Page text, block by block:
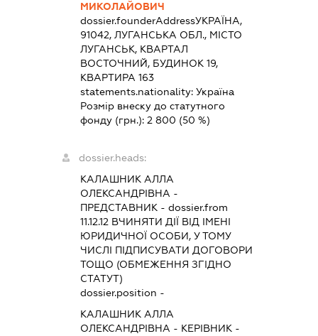
МИКОЛАЙОВИЧ
dossier.founderAddressУКРАЇНА,
91042, ЛУГАНСЬКА ОБЛ., МІСТО
ЛУГАНСЬК, КВАРТАЛ
ВОСТОЧНИЙ, БУДИНОК 19,
КВАРТИРА 163
statements.nationality:Україна
Розмір внеску до статутного
фонду (грн.):2 800 (50 %)
dossier.heads:
КАЛАШНИК АЛЛА
ОЛЕКСАНДРІВНА -
ПРЕДСТАВНИК - dossier.from
11.12.12 ВЧИНЯТИ ДІЇ ВІД ІМЕНІ
ЮРИДИЧНОЇ ОСОБИ, У ТОМУ
ЧИСЛІ ПІДПИСУВАТИ ДОГОВОРИ
ТОЩО (ОБМЕЖЕННЯ ЗГІДНО
СТАТУТ)
dossier.position -
КАЛАШНИК АЛЛА
ОЛЕКСАНДРІВНА - КЕРІВНИК -